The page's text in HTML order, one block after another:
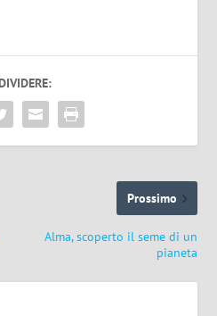
Prossimo
Alma, scoperto il seme di un
pianeta